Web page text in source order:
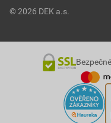
© 2026 DEK a.s.